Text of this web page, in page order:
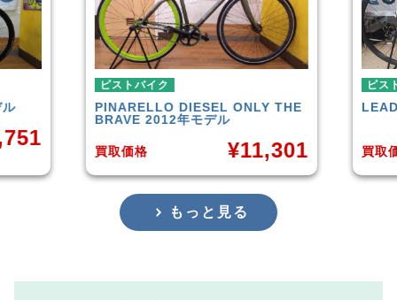
PINARELLODIESEL ONLY THE
BRAVE 2012年モデル
11,301
LEADER 721TR
買取価格
もっと見る